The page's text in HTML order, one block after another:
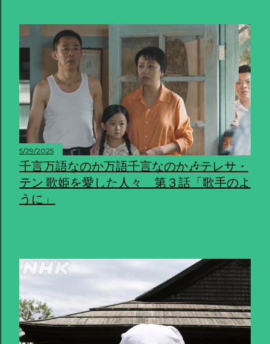
5/29/2025
千言万語なのか万語千言なのか🎶テレサ・
テン 歌姫を愛した人々 第３話「歌手のよ
うに」